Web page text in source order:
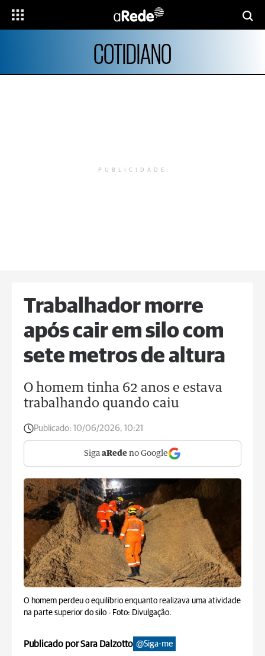
COTIDIANO
PUBLICIDADE
Trabalhador morre
após cair em silo com
sete metros de altura
O homem tinha 62 anos e estava
trabalhando quando caiu
Publicado: 10/06/2026, 10:21
Siga aRede no Google
O homem perdeu o equilíbrio enquanto realizava uma atividade
na parte superior do silo - Foto: Divulgação.
Publicado por Sara Dalzotto @Siga-me